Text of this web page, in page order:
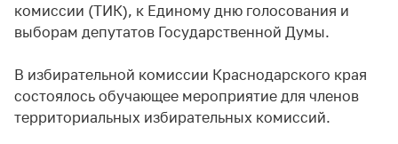
комиссии (ТИК), к Единому дню голосования и
выборам депутатов Государственной Думы.
В избирательной комиссии Краснодарского края
состоялось обучающее мероприятие для членов
территориальных избирательных комиссий.